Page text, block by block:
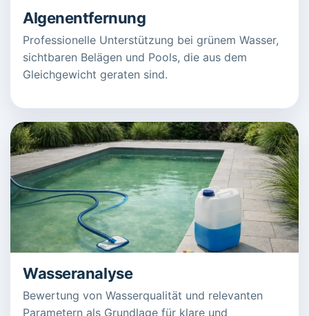
Algenentfernung
Professionelle Unterstützung bei grünem Wasser,
sichtbaren Belägen und Pools, die aus dem
Gleichgewicht geraten sind.
Wasseranalyse
Bewertung von Wasserqualität und relevanten
Parametern als Grundlage für klare und